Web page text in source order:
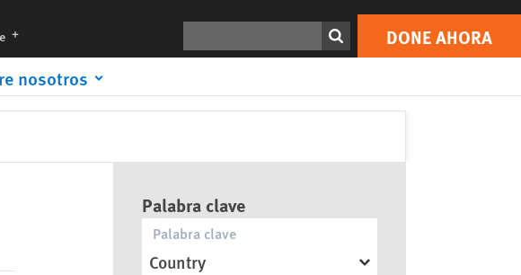
languages DONE AHORA
nosotros
Palabra clave
Country